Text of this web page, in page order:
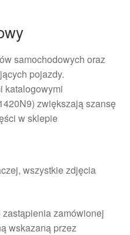
samochodowych oraz
pojazdy.
katalogowymi
zwiększają szansę
w sklepie
wszystkie zdjęcia
zamówionej
wskazaną przez